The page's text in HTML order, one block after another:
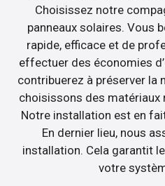
Choisissez notre
panneaux solaires. Vous
rapide, efficace et de
effectuer des économies
contribuerez à préserver la
choisissons des matériaux
Notre installation est en
En dernier lieu, nous
installation. Cela garantit
votre